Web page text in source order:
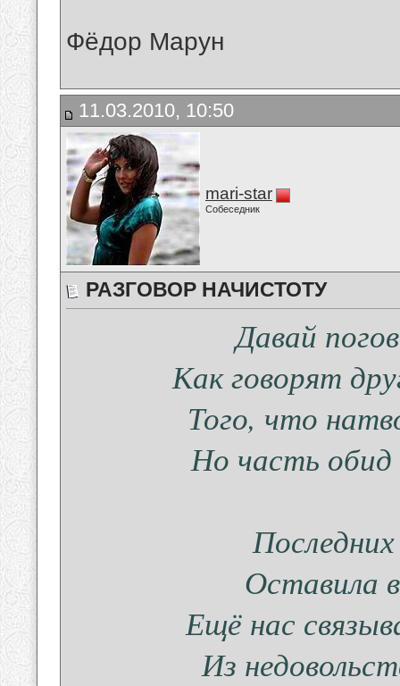
Фёдор Марун
11.03.2010, 10:50
mari-star
Собеседник
РАЗГОВОР НАЧИСТОТУ
Давай
Как говорят
Того, что
Но часть обид
Оставила
Ещё нас
Из